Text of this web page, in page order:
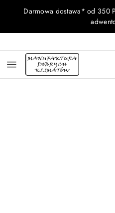
Przejdź do treści
Przejdź do
Przejdź do moje konto
Przejdź do menu
Przejdź do opisu
Przejdź do stopki
Darmowa dostawa* od 350